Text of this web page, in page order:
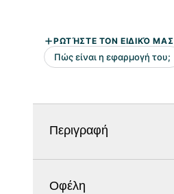
Περιγραφή
Οφέλη